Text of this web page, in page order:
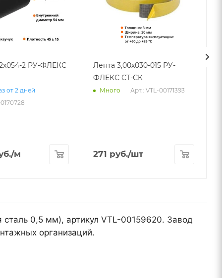
2 РУ-ФЛЕКС
от 2 дней
/м
Лента 3,00х030-015 РУ-
ФЛЕКС СТ-СК
Много Арт.: VTL-00171393
271 руб./шт
сталь 0,5 мм), артикул VTL-00159620. Завод
организаций.